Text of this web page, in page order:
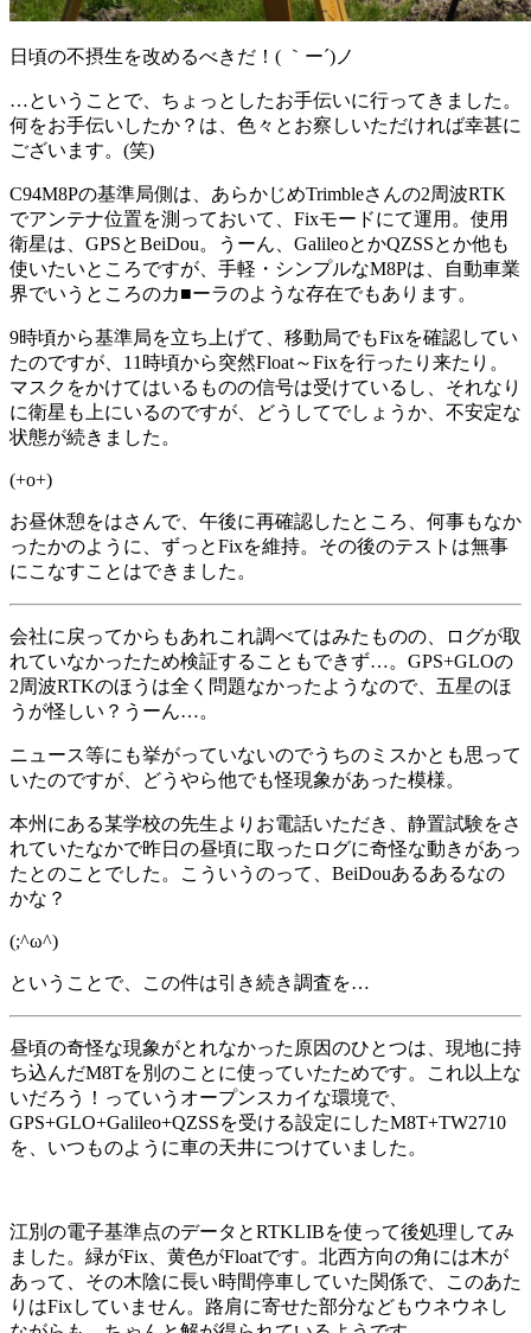
日頃の不摂生を改めるべきだ！( ｀ー´)ノ
…ということで、ちょっとしたお手伝いに行ってきました。
何をお手伝いしたか？は、色々とお察しいただければ幸甚に
ございます。(笑)
C94M8Pの基準局側は、あらかじめTrimbleさんの2周波RTK
でアンテナ位置を測っておいて、Fixモードにて運用。使用
衛星は、GPSとBeiDou。うーん、GalileoとかQZSSとか他も
使いたいところですが、手軽・シンプルなM8Pは、自動車業
界でいうところのカ■ーラのような存在でもあります。
9時頃から基準局を立ち上げて、移動局でもFixを確認してい
たのですが、11時頃から突然Float～Fixを行ったり来たり。
マスクをかけてはいるものの信号は受けているし、それなり
に衛星も上にいるのですが、どうしてでしょうか、不安定な
状態が続きました。
(+o+)
お昼休憩をはさんで、午後に再確認したところ、何事もなか
ったかのように、ずっとFixを維持。その後のテストは無事
にこなすことはできました。
会社に戻ってからもあれこれ調べてはみたものの、ログが取
れていなかったため検証することもできず…。GPS+GLOの
2周波RTKのほうは全く問題なかったようなので、五星のほ
うが怪しい？うーん…。
ニュース等にも挙がっていないのでうちのミスかとも思って
いたのですが、どうやら他でも怪現象があった模様。
本州にある某学校の先生よりお電話いただき、静置試験をさ
れていたなかで昨日の昼頃に取ったログに奇怪な動きがあっ
たとのことでした。こういうのって、BeiDouあるあるなの
かな？
(;^ω^)
ということで、この件は引き続き調査を…
昼頃の奇怪な現象がとれなかった原因のひとつは、現地に持
ち込んだM8Tを別のことに使っていたためです。これ以上な
いだろう！っていうオープンスカイな環境で、
GPS+GLO+Galileo+QZSSを受ける設定にしたM8T+TW2710
を、いつものように車の天井につけていました。
江別の電子基準点のデータとRTKLIBを使って後処理してみ
ました。緑がFix、黄色がFloatです。北西方向の角には木が
あって、その木陰に長い時間停車していた関係で、このあた
りはFixしていません。路肩に寄せた部分などもウネウネし